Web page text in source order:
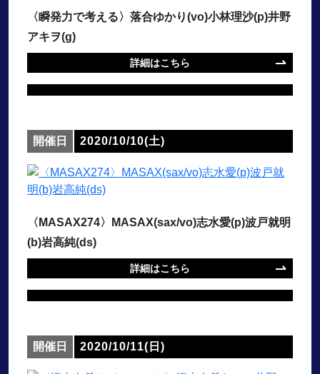
〈瞬発力で考える〉落合ゆかり(vo)小林理沙(p)井野
アキヲ(g)
詳細はこちら
開催日 2020/10/10(土)
〈MASAX274〉MASAX(sax/vo)志水愛(p)波戸就明
(b)岩高純(ds)
詳細はこちら
開催日 2020/10/11(日)